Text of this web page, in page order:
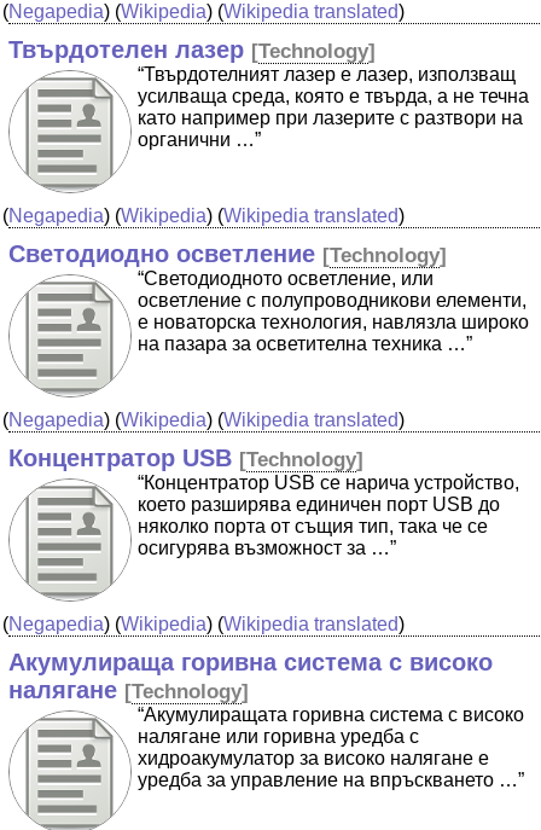
(Negapedia) (Wikipedia) (Wikipedia translated)
Твърдотелен лазер [Technology]
“Твърдотелният лазер е лазер, използващ
усилваща среда, която е твърда, а не течна
като например при лазерите с разтвори на
органични …”
(Negapedia) (Wikipedia) (Wikipedia translated)
Светодиодно осветление [Technology]
“Светодиодното осветление, или
осветление с полупроводникови елементи,
е новаторска технология, навлязла широко
на пазара за осветителна техника …”
(Negapedia) (Wikipedia) (Wikipedia translated)
Концентратор USB [Technology]
“Концентратор USB се нарича устройство,
което разширява единичен порт USB до
няколко порта от същия тип, така че се
осигурява възможност за …”
(Negapedia) (Wikipedia) (Wikipedia translated)
Акумулираща горивна система с високо
налягане [Technology]
“Акумулиращата горивна система с високо
налягане или горивна уредба с
хидроакумулатор за високо налягане е
уредба за управление на впръскването …”